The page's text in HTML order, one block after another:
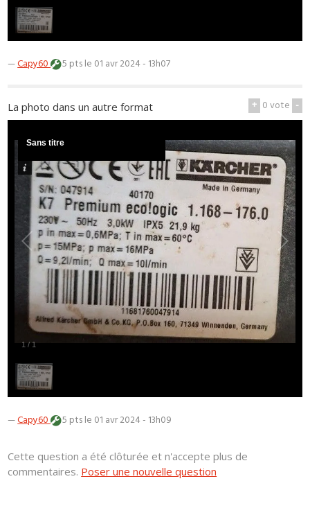
—Capy60 5 ptsle 01 avr 2024 - 13h07
+ 0vote -
La photo dans un autre format
1 / 1
Sans titre
—Capy60 5 ptsle 01 avr 2024 - 13h09
Cette question a été clôturée et n'accepte plus de
commentaires. Poser une nouvelle question